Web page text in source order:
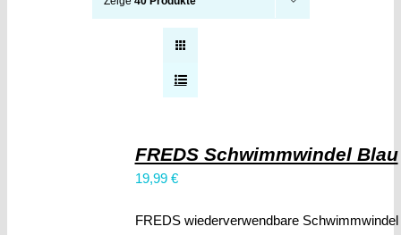
FREDS Schwimmwindel Blau
19,99 €
FREDS wiederverwendbare